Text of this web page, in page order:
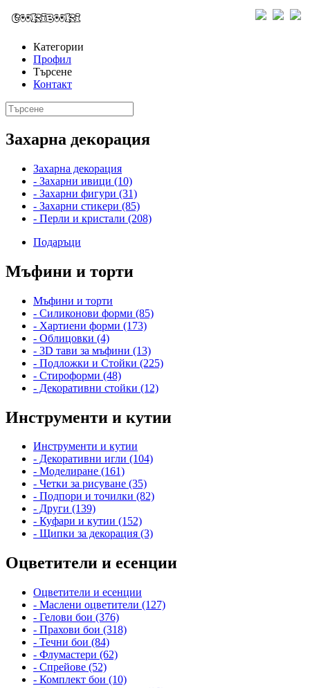
Категории
Профил
Търсене
Контакт
Захарна декорация
Захарна декорация
- Захарни ивици (10)
- Захарни фигури (31)
- Захарни стикери (85)
- Перли и кристали (208)
Подаръци
Мъфини и торти
Мъфини и торти
- Силиконови форми (85)
- Хартиени форми (173)
- Облицовки (4)
- 3D тави за мъфини (13)
- Подложки и Стойки (225)
- Стироформи (48)
- Декоративни стойки (12)
Инструменти и кутии
Инструменти и кутии
- Декоративни игли (104)
- Моделиране (161)
- Четки за рисуване (35)
- Подпори и точилки (82)
- Други (139)
- Куфари и кутии (152)
- Щипки за декорация (3)
Оцветители и есенции
Оцветители и есенции
- Маслени оцветители (127)
- Гелови бои (376)
- Прахови бои (318)
- Течни бои (84)
- Флумастери (62)
- Спрейове (52)
- Комплект бои (10)